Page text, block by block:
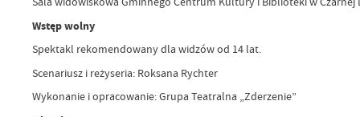
Wstęp wolny
Spektakl rekomendowany dla widzów od 14 lat.
Scenariusz i reżyseria: Roksana Rychter
Wykonanie i opracowanie: Grupa Teatralna „Zderzenie”